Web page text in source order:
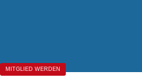
MITGLIED WERDEN